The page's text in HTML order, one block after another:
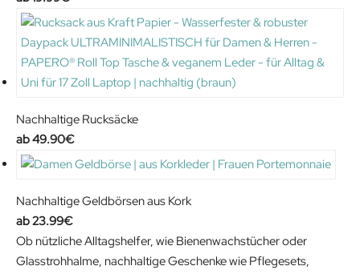
Nachhaltige Rucksäcke
49.90€
Nachhaltige Geldbörsen aus Kork
23.99€
Ob nützliche Alltagshelfer, wie Bienenwachstücher oder
Glasstrohhalme, nachhaltige Geschenke wie Pflegesets,